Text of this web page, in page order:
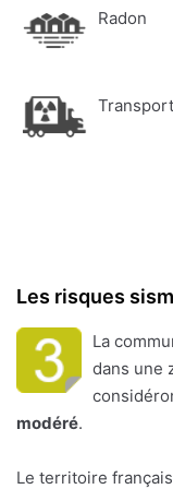
Radon
Les risques
La
dans une
modéré.
Le territoire